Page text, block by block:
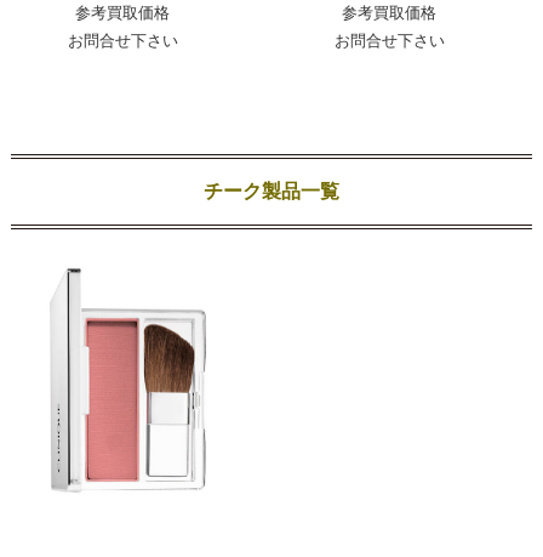
参考買取価格
お問合せ下さい
参考買取価格
お問合せ下さい
チーク製品一覧